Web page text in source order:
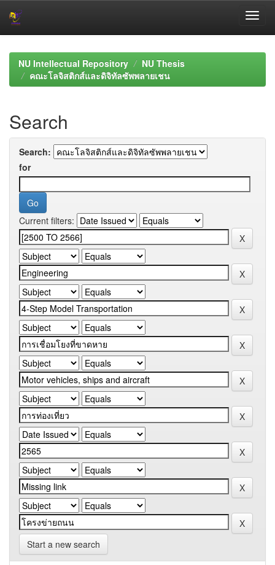
navigationNU Intellectual Repository
NU Thesis
คณะโลจิสติกส์และดิจิทัลซัพพลายเชน
Search
Search:
for
Current filters:
Start a new search